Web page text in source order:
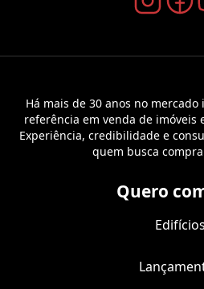
Há mais de 30 anos no
referência em venda de imóveis
Experiência, credibilidade e
quem busca
Quero
Edifícios